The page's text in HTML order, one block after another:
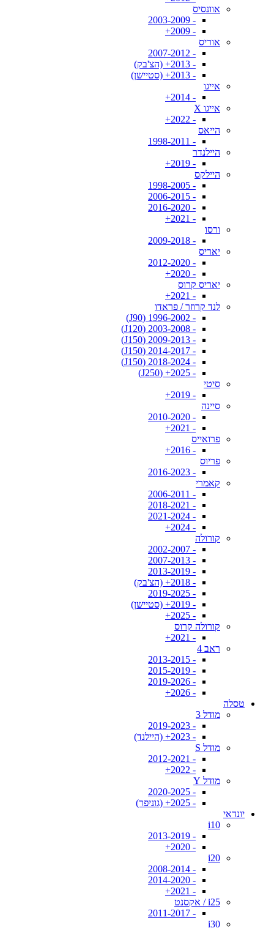
אוונסיס
- 2003-2009
- 2009+
אוריס
- 2007-2012
- 2013+ (הצ'בק)
- 2013+ (סטיישן)
אייגו
- 2014+
אייגו X
- 2022+
הייאס
- 1998-2011
היילנדר
- 2019+
היילקס
- 1998-2005
- 2006-2015
- 2016-2020
- 2021+
ורסו
- 2009-2018
יאריס
- 2012-2020
- 2020+
יאריס קרוס
- 2021+
לנד קרוזר / פראדו
- 1996-2002 (J90)
- 2003-2008 (J120)
- 2009-2013 (J150)
- 2014-2017 (J150)
- 2018-2024 (J150)
- 2025+ (J250)
סיטי
- 2019+
סיינה
- 2010-2020
- 2021+
פרואייס
- 2016+
פריוס
- 2016-2023
קאמרי
- 2006-2011
- 2018-2021
- 2021-2024
- 2024+
קורולה
- 2002-2007
- 2007-2013
- 2013-2019
- 2018+ (הצ'בק)
- 2019-2025
- 2019+ (סטיישן)
- 2025+
קורולה קרוס
- 2021+
ראב 4
- 2013-2015
- 2015-2019
- 2019-2026
- 2026+
טסלה
מודל 3
- 2019-2023
- 2023+ (היילנד)
מודל S
- 2012-2021
- 2022+
מודל Y
- 2020-2025
- 2025+ (גוניפר)
יונדאי
i10
- 2013-2019
- 2020+
i20
- 2008-2014
- 2014-2020
- 2021+
i25 / אקסנט
- 2011-2017
i30